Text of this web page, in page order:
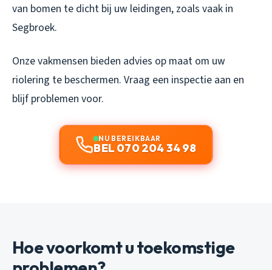
van bomen te dicht bij uw leidingen, zoals vaak in
Segbroek.
Onze vakmensen bieden advies op maat om uw
riolering te beschermen. Vraag een inspectie aan en
blijf problemen voor.
NU BEREIKBAAR
BEL 070 204 34 98
Hoe voorkomt u toekomstige